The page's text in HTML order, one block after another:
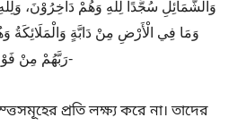
وَالشَّمَائِلِ سُجَّدًا لِلَّهِ وَهُمْ دَاخِرُوْنَ،
وَمَا فِي الْأَرْضِ مِنْ دَابَّةٍ وَالْمَلَائِكَةُ
رَبَّهُمْ مِنْ فَوْقِهِمْ وَيَفْعَلُوْنَ مَا يُؤْمَرُوْنَ-
প্রতি লক্ষ্য করে না। তাদের